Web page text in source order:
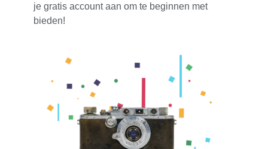
je gratis account aan om te beginnen met
bieden!